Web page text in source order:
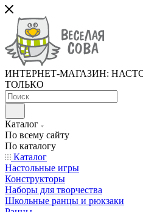
ИНТЕРНЕТ-МАГАЗИН:
ТОЛЬКО
Каталог
По всему сайту
По каталогу
Каталог
Настольные игры
Конструкторы
Наборы для творчества
Школьные ранцы и рюкзаки